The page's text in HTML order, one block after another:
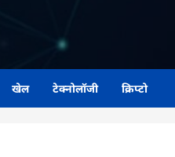
खेल टेक्नोलॉजी क्रिप्टो